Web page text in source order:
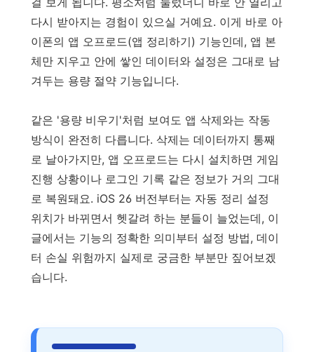
다시 받아지는 경험이 있으실 거예요. 이게 바로 아
이폰의 앱 오프로드(앱 정리하기) 기능인데, 앱 본
체만 지우고 안에 쌓인 데이터와 설정은 그대로 남
겨두는 용량 절약 기능입니다.
같은 '용량 비우기'처럼 보여도 앱 삭제와는 작동
방식이 완전히 다릅니다. 삭제는 데이터까지 통째
로 날아가지만, 앱 오프로드는 다시 설치하면 게임
진행 상황이나 로그인 기록 같은 정보가 거의 그대
로 복원돼요. iOS 26 버전부터는 자동 정리 설정
위치가 바뀌면서 헷갈려 하는 분들이 늘었는데, 이
글에서는 기능의 정확한 의미부터 설정 방법, 데이
터 손실 위험까지 실제로 궁금한 부분만 짚어보겠
습니다.